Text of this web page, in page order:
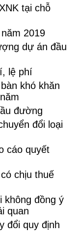
tại chỗ
2019
dự án đầu
lệ phí
khó khăn
đường
đổi loại
cáo quyết
chịu thuế
không đồng ý
quan
đổi quy định